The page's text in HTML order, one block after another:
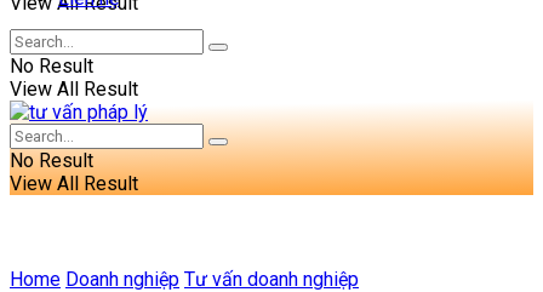
No Result
View All Result
No Result
View All Result
Home Doanh nghiệp Tư vấn doanh nghiệp